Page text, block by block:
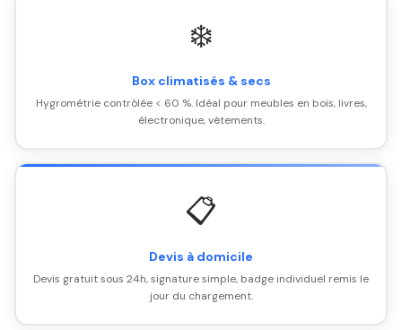
❄️
Box climatisés & secs
Hygrométrie contrôlée < 60 %. Idéal pour meubles en bois, livres,
électronique, vêtements.
📋
Devis à domicile
Devis gratuit sous 24h, signature simple, badge individuel remis le
jour du chargement.